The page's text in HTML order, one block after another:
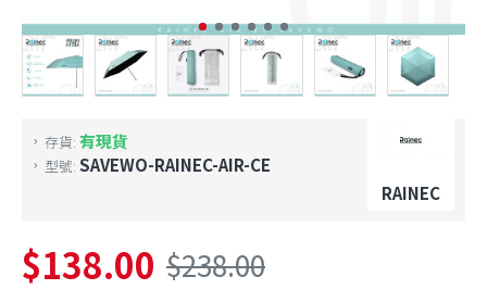
存貨: 有現貨
型號: SAVEWO-RAINEC-AIR-CE
RAINEC
$138.00 $238.00